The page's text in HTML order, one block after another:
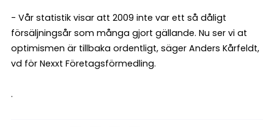
- Vår statistik visar att 2009 inte var ett så dåligt
försäljningsår som många gjort gällande. Nu ser vi at
optimismen är tillbaka ordentligt, säger Anders Kårfeldt,
vd för Nexxt Företagsförmedling.
.